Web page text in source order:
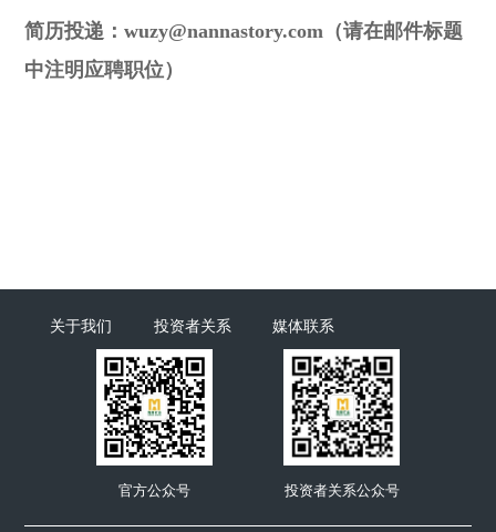
简历投递：wuzy@nannastory.com（请在邮件标题
中注明应聘职位）
关于我们 投资者关系 媒体联系
官方公众号 投资者关系公众号